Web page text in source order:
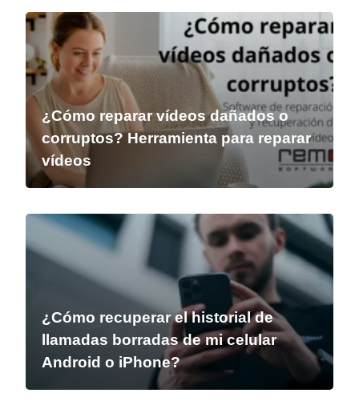
¿Cómo reparar vídeos dañados o
corruptos? Herramienta para reparar
vídeos
¿Cómo recuperar el historial de
llamadas borradas de mi celular
Android o iPhone?